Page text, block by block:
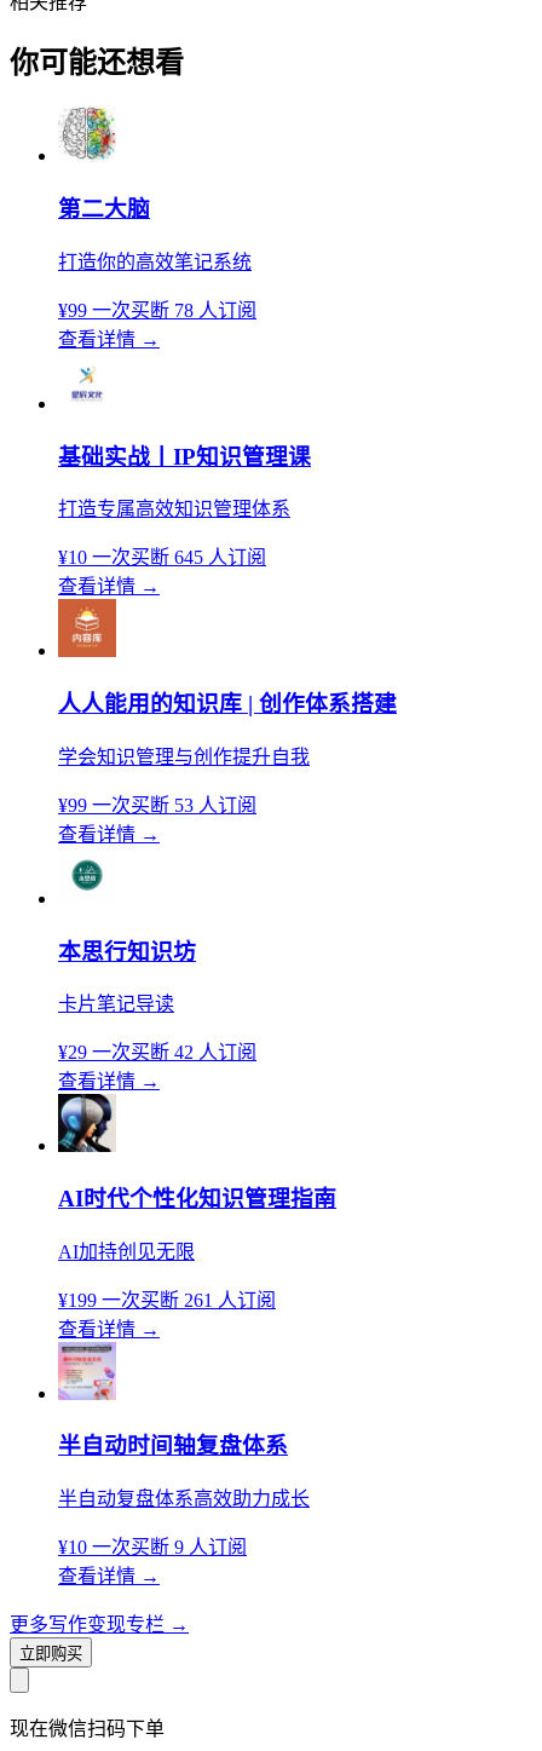
你可能还想看
第二大脑
打造你的高效笔记系统
¥99 一次买断 78 人订阅
查看详情 →
基础实战丨IP知识管理课
打造专属高效知识管理体系
¥10 一次买断 645 人订阅
查看详情 →
人人能用的知识库 | 创作体系搭建
学会知识管理与创作提升自我
¥99 一次买断 53 人订阅
查看详情 →
本思行知识坊
卡片笔记导读
¥29 一次买断 42 人订阅
查看详情 →
AI时代个性化知识管理指南
AI加持创见无限
¥199 一次买断 261 人订阅
查看详情 →
半自动时间轴复盘体系
半自动复盘体系高效助力成长
¥10 一次买断 9 人订阅
查看详情 →
更多写作变现专栏 →
立即购买
现在微信扫码下单